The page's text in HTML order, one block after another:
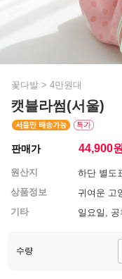
꽃다발 > 4만원대
캣블라썸(서울)
판매가 44,900원
원산지
하단 별도
상품정보
귀여운 고
기타
일요일, 공
수량